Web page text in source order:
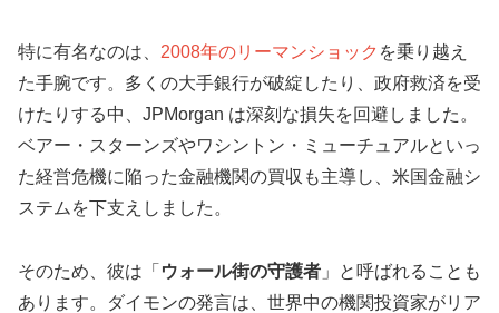
特に有名なのは、 2008年のリーマンショック を乗り越え
た手腕です。多くの大手銀行が破綻したり、政府救済を受
けたりする中、JPMorgan は深刻な損失を回避しました。
ベアー・スターンズやワシントン・ミューチュアルといっ
た経営危機に陥った金融機関の買収も主導し、米国金融シ
ステムを下支えしました。
そのため、彼は「 ウォール街の守護者 」と呼ばれることも
あります。ダイモンの発言は、世界中の機関投資家がリア